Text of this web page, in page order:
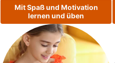
Mit Spaß und Motivation
lernen und üben